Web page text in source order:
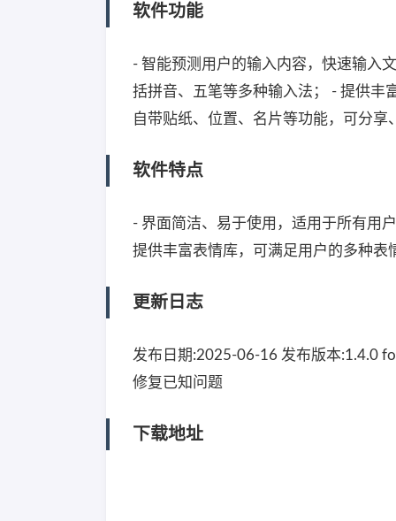
软件功能
- 智能预测用户的输入内容，快速输入
括拼音、五笔等多种输入法； - 提供丰
自带贴纸、位置、名片等功能，可分享
软件特点
- 界面简洁、易于使用，适用于所有用
提供丰富表情库，可满足用户的多种
更新日志
发布日期:2025-06-16 发布版本:1.4.0
修复已知问题
下载地址